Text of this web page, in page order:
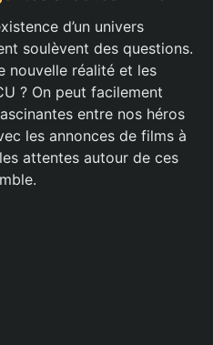
d’un univers
soulèvent des questions.
nouvelle réalité et les
? On peut facilement
entre nos héros
les annonces de films à
attentes autour de ces